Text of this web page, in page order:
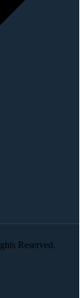
Reserved.